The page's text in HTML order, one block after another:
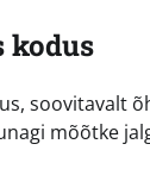
kodus
soovitavalt
mõõtke